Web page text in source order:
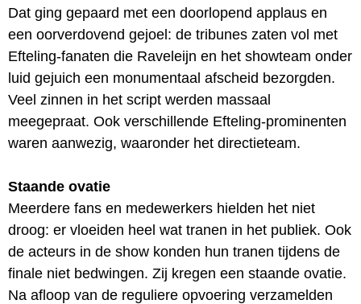
Dat ging gepaard met een doorlopend applaus en
een oorverdovend gejoel: de tribunes zaten vol met
Efteling-fanaten die Raveleijn en het showteam onder
luid gejuich een monumentaal afscheid bezorgden.
Veel zinnen in het script werden massaal
meegepraat. Ook verschillende Efteling-prominenten
waren aanwezig, waaronder het directieteam.
Staande ovatie
Meerdere fans en medewerkers hielden het niet
droog: er vloeiden heel wat tranen in het publiek. Ook
de acteurs in de show konden hun tranen tijdens de
finale niet bedwingen. Zij kregen een staande ovatie.
Na afloop van de reguliere opvoering verzamelden